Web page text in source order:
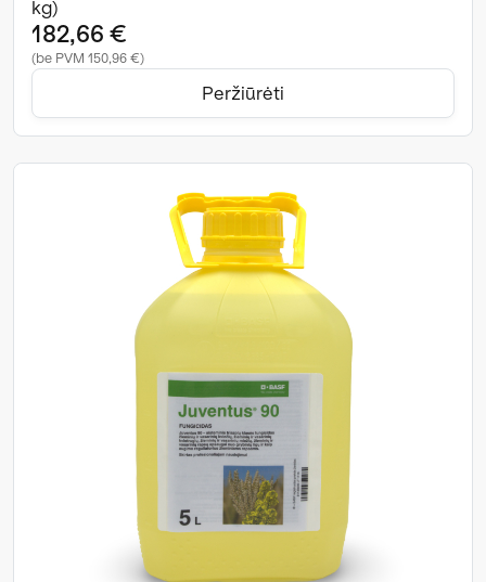
kg)
182,66 €
(be PVM 150,96 €)
Peržiūrėti